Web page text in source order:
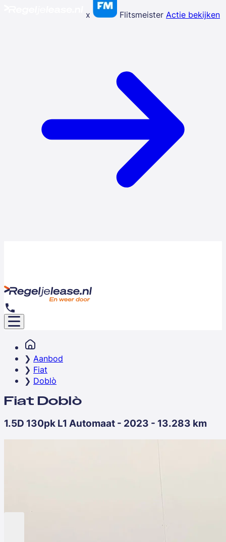
x Flitsmeister Actie bekijken
Aanbod
Fiat
Doblò
Fiat Doblò
1.5D 130pk L1 Automaat - 2023 - 13.283 km